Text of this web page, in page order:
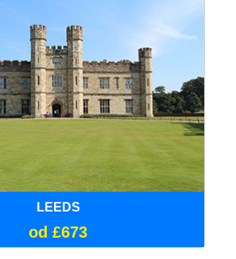
LEEDS
od £673